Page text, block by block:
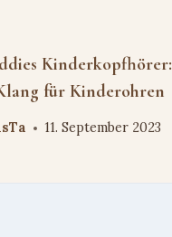
Kinderkopfhörer:
für Kinderohren
11. September 2023